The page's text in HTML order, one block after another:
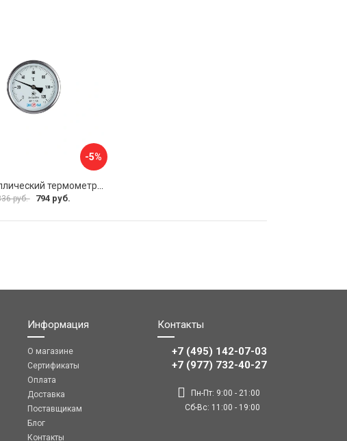
-5%
руб. 794 руб.
Информация
О магазине
Сертификаты
Оплата
Доставка
Поставщикам
Блог
Контакты
Контакты
+7 (495) 142-07-03
‎‎+7 (977) 732-40-27
Пн-Пт: 9:00 - 21:00
Сб-Вс: 11:00 - 19:00